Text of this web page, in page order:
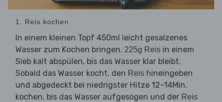
1. Reis kochen
In einem kleinen Topf 450ml leicht gesalzenes
Wasser zum Kochen bringen. 225g Reis in einem
Sieb kalt abspülen, bis das Wasser klar bleibt.
Sobald das Wasser kocht, den Reis hineingeben
und abgedeckt bei niedrigster Hitze 12–14Min.
kochen, bis das Wasser aufgesogen und der Reis